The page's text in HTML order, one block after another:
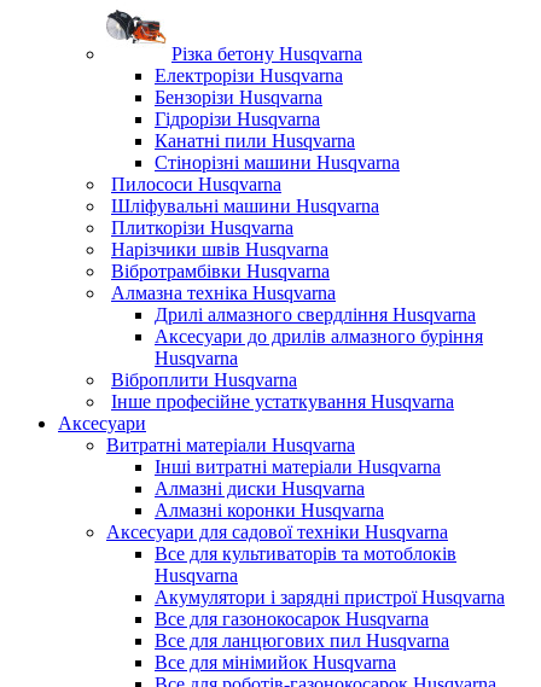
Різка бетону Husqvarna
Електрорізи Husqvarna
Бензорізи Husqvarna
Гідрорізи Husqvarna
Канатні пили Husqvarna
Стінорізні машини Husqvarna
Пилососи Husqvarna
Шліфувальні машини Husqvarna
Плиткорізи Husqvarna
Нарізчики швів Husqvarna
Вібротрамбівки Husqvarna
Алмазна техніка Husqvarna
Дрилі алмазного свердління Husqvarna
Аксесуари до дрилів алмазного буріння
Husqvarna
Віброплити Husqvarna
Інше професійне устаткування Husqvarna
Аксесуари
Витратні матеріали Husqvarna
Інші витратні матеріали Husqvarna
Алмазні диски Husqvarna
Алмазні коронки Husqvarna
Аксесуари для садової техніки Husqvarna
Все для культиваторів та мотоблоків
Husqvarna
Акумулятори і зарядні пристрої Husqvarna
Все для газонокосарок Husqvarna
Все для ланцюгових пил Husqvarna
Все для мінімийок Husqvarna